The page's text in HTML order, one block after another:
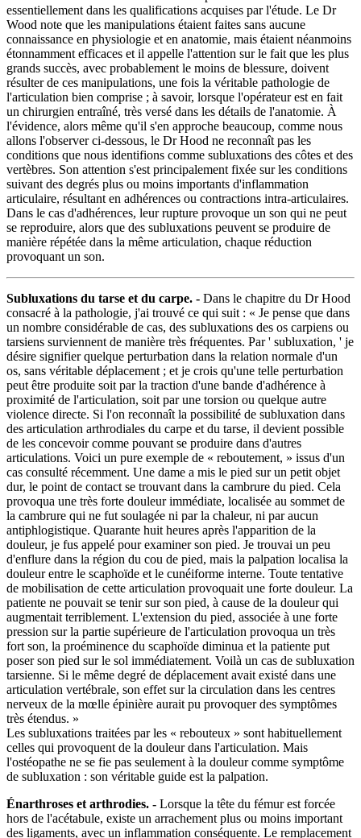
essentiellement dans les qualifications acquises par l'étude. Le Dr
Wood note que les manipulations étaient faites sans aucune
connaissance en physiologie et en anatomie, mais étaient néanmoins
étonnamment efficaces et il appelle l'attention sur le fait que les plus
grands succès, avec probablement le moins de blessure, doivent
résulter de ces manipulations, une fois la véritable pathologie de
l'articulation bien comprise ; à savoir, lorsque l'opérateur est en fait
un chirurgien entraîné, très versé dans les détails de l'anatomie. À
l'évidence, alors même qu'il s'en approche beaucoup, comme nous
allons l'observer ci-dessous, le Dr Hood ne reconnaît pas les
conditions que nous identifions comme subluxations des côtes et des
vertèbres. Son attention s'est principalement fixée sur les conditions
suivant des degrés plus ou moins importants d'inflammation
articulaire, résultant en adhérences ou contractions intra-articulaires.
Dans le cas d'adhérences, leur rupture provoque un son qui ne peut
se reproduire, alors que des subluxations peuvent se produire de
manière répétée dans la même articulation, chaque réduction
provoquant un son.
Subluxations du tarse et du carpe. - Dans le chapitre du Dr Hood
consacré à la pathologie, j'ai trouvé ce qui suit : « Je pense que dans
un nombre considérable de cas, des subluxations des os carpiens ou
tarsiens surviennent de manière très fréquentes. Par ' subluxation, ' je
désire signifier quelque perturbation dans la relation normale d'un
os, sans véritable déplacement ; et je crois qu'une telle perturbation
peut être produite soit par la traction d'une bande d'adhérence à
proximité de l'articulation, soit par une torsion ou quelque autre
violence directe. Si l'on reconnaît la possibilité de subluxation dans
des articulation arthrodiales du carpe et du tarse, il devient possible
de les concevoir comme pouvant se produire dans d'autres
articulations. Voici un pure exemple de « reboutement, » issus d'un
cas consulté récemment. Une dame a mis le pied sur un petit objet
dur, le point de contact se trouvant dans la cambrure du pied. Cela
provoqua une très forte douleur immédiate, localisée au sommet de
la cambrure qui ne fut soulagée ni par la chaleur, ni par aucun
antiphlogistique. Quarante huit heures après l'apparition de la
douleur, je fus appelé pour examiner son pied. Je trouvai un peu
d'enflure dans la région du cou de pied, mais la palpation localisa la
douleur entre le scaphoïde et le cunéiforme interne. Toute tentative
de mobilisation de cette articulation provoquait une forte douleur. La
patiente ne pouvait se tenir sur son pied, à cause de la douleur qui
augmentait terriblement. L'extension du pied, associée à une forte
pression sur la partie supérieure de l'articulation provoqua un très
fort son, la proéminence du scaphoïde diminua et la patiente put
poser son pied sur le sol immédiatement. Voilà un cas de subluxation
tarsienne. Si le même degré de déplacement avait existé dans une
articulation vertébrale, son effet sur la circulation dans les centres
nerveux de la mœlle épinière aurait pu provoquer des symptômes
très étendus. »
Les subluxations traitées par les « rebouteux » sont habituellement
celles qui provoquent de la douleur dans l'articulation. Mais
l'ostéopathe ne se fie pas seulement à la douleur comme symptôme
de subluxation : son véritable guide est la palpation.
Énarthroses et arthrodies. - Lorsque la tête du fémur est forcée
hors de l'acétabule, existe un arrachement plus ou moins important
des ligaments, avec un inflammation conséquente. Le remplacement